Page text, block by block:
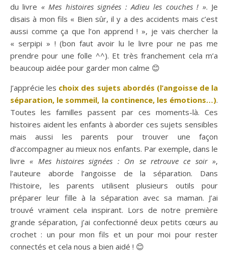
du livre « Mes histoires signées : Adieu les couches ! ». Je
disais à mon fils « Bien sûr, il y a des accidents mais c’est
aussi comme ça que l’on apprend ! », je vais chercher la
« serpipi » ! (bon faut avoir lu le livre pour ne pas me
prendre pour une folle ^^). Et très franchement cela m’a
beaucoup aidée pour garder mon calme 😊
J’apprécie les choix des sujets abordés (l’angoisse de la
séparation, le sommeil, la continence, les émotions…).
Toutes les familles passent par ces moments-là. Ces
histoires aident les enfants à aborder ces sujets sensibles
mais aussi les parents pour trouver une façon
d’accompagner au mieux nos enfants. Par exemple, dans le
livre« Mes histoires signées : On se retrouve ce soir »,
l’auteure aborde l’angoisse de la séparation. Dans
l’histoire, les parents utilisent plusieurs outils pour
préparer leur fille à la séparation avec sa maman. J’ai
trouvé vraiment cela inspirant. Lors de notre première
grande séparation, j’ai confectionné deux petits cœurs au
crochet : un pour mon fils et un pour moi pour rester
connectés et cela nous a bien aidé ! 😊